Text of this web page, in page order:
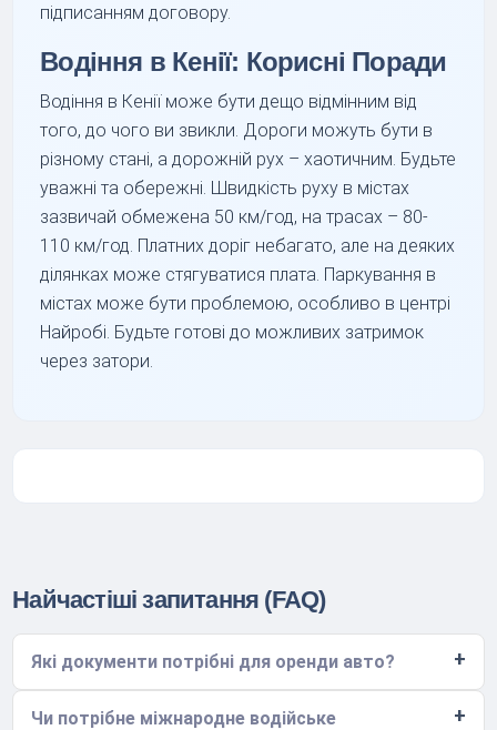
підписанням договору.
Водіння в Кенії: Корисні Поради
Водіння в Кенії може бути дещо відмінним від
того, до чого ви звикли. Дороги можуть бути в
різному стані, а дорожній рух – хаотичним. Будьте
уважні та обережні. Швидкість руху в містах
зазвичай обмежена 50 км/год, на трасах – 80-
110 км/год. Платних доріг небагато, але на деяких
ділянках може стягуватися плата. Паркування в
містах може бути проблемою, особливо в центрі
Найробі. Будьте готові до можливих затримок
через затори.
Найчастіші запитання (FAQ)
Які документи потрібні для оренди авто?
Чи потрібне міжнародне водійське